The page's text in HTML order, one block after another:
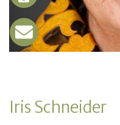
Iris Schneider